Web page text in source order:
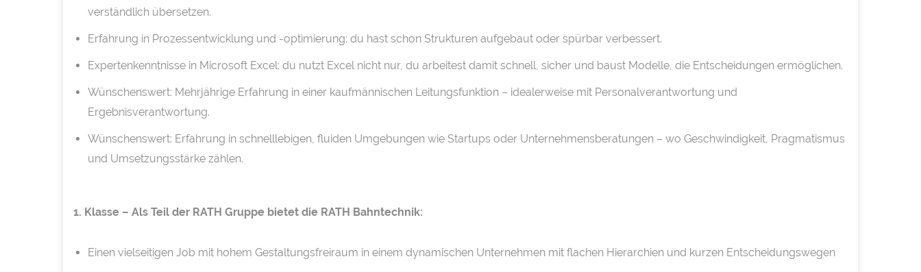
verständlich übersetzen.
Erfahrung in Prozessentwicklung und -optimierung: du hast schon Strukturen aufgebaut oder spürbar verbessert.
Expertenkenntnisse in Microsoft Excel: du nutzt Excel nicht nur, du arbeitest damit schnell, sicher und baust Modelle, die Entscheidungen ermöglichen.
Wünschenswert: Mehrjährige Erfahrung in einer kaufmännischen Leitungsfunktion – idealerweise mit Personalverantwortung und
Ergebnisverantwortung.
Wünschenswert: Erfahrung in schnelllebigen, fluiden Umgebungen wie Startups oder Unternehmensberatungen – wo Geschwindigkeit, Pragmatismus
und Umsetzungsstärke zählen.
1. Klasse – Als Teil der RATH Gruppe bietet die RATH Bahntechnik:
Einen vielseitigen Job mit hohem Gestaltungsfreiraum in einem dynamischen Unternehmen mit flachen Hierarchien und kurzen Entscheidungswegen